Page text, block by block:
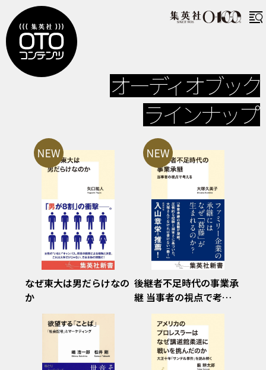
オーディオブック
ラインナップ
なぜ東大は男だらけなの
か
後継者不足時代の事業承
継 当事者の視点で考え